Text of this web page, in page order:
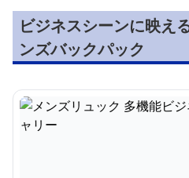
ビジネスシーンに映え
ンズバックパック